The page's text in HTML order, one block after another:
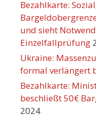
Bezahlkarte:
und sieht
Einzelfallprüfung
Ukraine:
formal verlängert
Bezahlkarte:
beschließt 50€
2024